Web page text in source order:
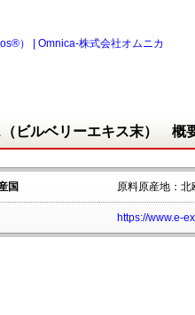
） | Omnica-株式会社オムニカ
（ビルベリーエキス末） 概
国 原料原産地：北
https://www.e-